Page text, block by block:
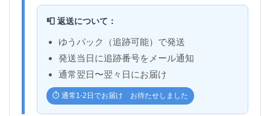
📮 返送について：
ゆうパック（追跡可能）で発送
発送当日に追跡番号をメール通知
通常翌日〜翌々日にお届け
⏱️ 通常1-2日でお届け お待たせしました